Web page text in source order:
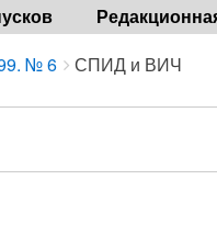
№ 6 СПИД и ВИЧ